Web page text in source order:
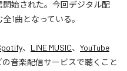
開始された。今回デジタル配
1曲となっている。
、 LINE MUSIC、 YouTube
の音楽配信サービスで聴くこと